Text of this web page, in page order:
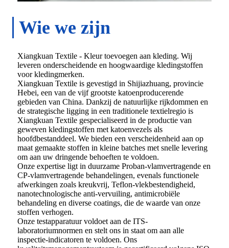
Wie we zijn
Xiangkuan Textile - Kleur toevoegen aan kleding. Wij
leveren onderscheidende en hoogwaardige kledingstoffen
voor kledingmerken.
Xiangkuan Textile is gevestigd in Shijiazhuang, provincie
Hebei, een van de vijf grootste katoenproducerende
gebieden van China. Dankzij de natuurlijke rijkdommen en
de strategische ligging in een traditionele textielregio is
Xiangkuan Textile gespecialiseerd in de productie van
geweven kledingstoffen met katoenvezels als
hoofdbestanddeel. We bieden een verscheidenheid aan op
maat gemaakte stoffen in kleine batches met snelle levering
om aan uw dringende behoeften te voldoen.
Onze expertise ligt in duurzame Proban-vlamvertragende en
CP-vlamvertragende behandelingen, evenals functionele
afwerkingen zoals kreukvrij, Teflon-vlekbestendigheid,
nanotechnologische anti-vervuiling, antimicrobiële
behandeling en diverse coatings, die de waarde van onze
stoffen verhogen.
Onze testapparatuur voldoet aan de ITS-
laboratoriumnormen en stelt ons in staat om aan alle
inspectie-indicatoren te voldoen. Ons